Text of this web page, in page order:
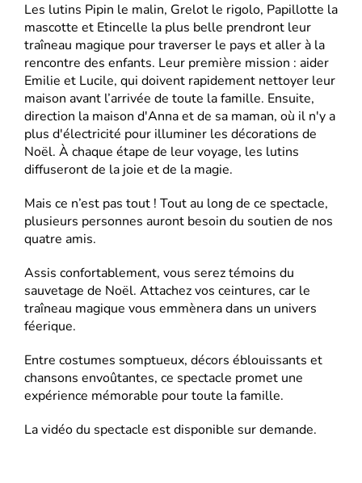
Les lutins Pipin le malin, Grelot le rigolo, Papillotte la
mascotte et Etincelle la plus belle prendront leur
traîneau magique pour traverser le pays et aller à la
rencontre des enfants. Leur première mission : aider
Emilie et Lucile, qui doivent rapidement nettoyer leur
maison avant l’arrivée de toute la famille. Ensuite,
direction la maison d'Anna et de sa maman, où il n'y a
plus d'électricité pour illuminer les décorations de
Noël. À chaque étape de leur voyage, les lutins
diffuseront de la joie et de la magie.
Mais ce n’est pas tout ! Tout au long de ce spectacle,
plusieurs personnes auront besoin du soutien de nos
quatre amis.
Assis confortablement, vous serez témoins du
sauvetage de Noël. Attachez vos ceintures, car le
traîneau magique vous emmènera dans un univers
féerique.
Entre costumes somptueux, décors éblouissants et
chansons envoûtantes, ce spectacle promet une
expérience mémorable pour toute la famille.
La vidéo du spectacle est disponible sur demande.